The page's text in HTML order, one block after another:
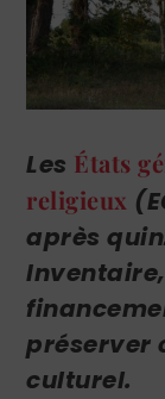
Les États
religieux
après
préserver
culturel.